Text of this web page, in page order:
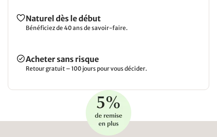
Naturel dès le début
Bénéficiez de 40 ans de savoir-faire.
Acheter sans risque
Retour gratuit – 100 jours pour vous décider.